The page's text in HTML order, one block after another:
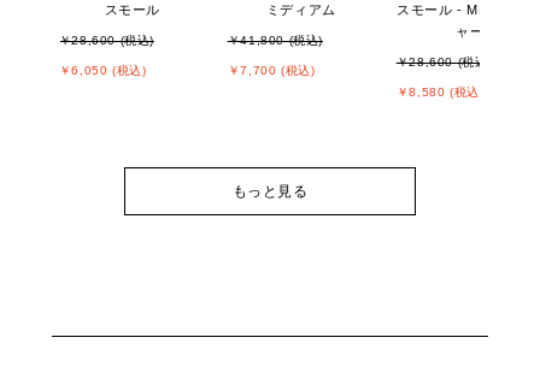
スモール
￥28,600 (税込)
￥6,050 (税込)
ミディアム
￥41,800 (税込)
￥7,700 (税込)
スモール - MKシグネ
ャー
￥28,600 (税込)
￥8,580 (税込)
もっと見る